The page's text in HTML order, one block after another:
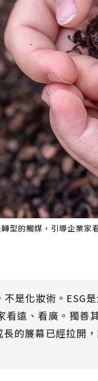
型的觸媒，引導企業
是化妝術。ESG
看遠、看廣。獨善
的簾幕已經拉開